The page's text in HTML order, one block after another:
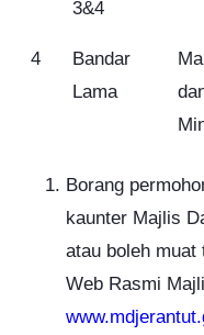
3&4
4
Bandar
Lama
Borang
kaunter Majlis
atau boleh muat
Web Rasmi